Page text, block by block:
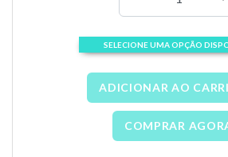
SELECIONE UMA OPÇÃO
ADICIONAR AO
COMPRAR